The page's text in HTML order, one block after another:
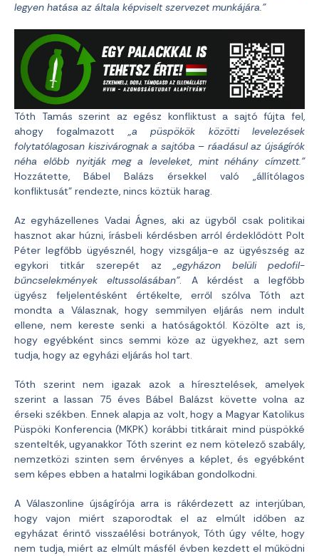
legyen hatása az általa képviselt szervezet munkájára.”
Tóth Tamás szerint az egész konfliktust a sajtó fújta fel,
ahogy fogalmazott „a püspökök közötti levelezések
folytatólagosan kiszivárognak a sajtóba – ráadásul az újságírók
néha előbb nyitják meg a leveleket, mint néhány címzett.”
Hozzátette, Bábel Balázs érsekkel való „állítólagos
konfliktusát” rendezte, nincs köztük harag.
Az egyházellenes Vadai Ágnes, aki az ügyből csak politikai
hasznot akar húzni, írásbeli kérdésben arról érdeklődött Polt
Péter legfőbb ügyésznél, hogy vizsgálja-e az ügyészség az
egykori titkár szerepét az „egyházon belüli pedofil-
bűncselekmények eltussolásában”. A kérdést a legfőbb
ügyész feljelentésként értékelte, erről szólva Tóth azt
mondta a Válasznak, hogy semmilyen eljárás nem indult
ellene, nem kereste senki a hatóságoktól. Közölte azt is,
hogy egyébként sincs semmi köze az ügyekhez, azt sem
tudja, hogy az egyházi eljárás hol tart.
Tóth szerint nem igazak azok a híresztelések, amelyek
szerint a lassan 75 éves Bábel Balázst követte volna az
érseki székben. Ennek alapja az volt, hogy a Magyar Katolikus
Püspöki Konferencia (MKPK) korábbi titkárait mind püspökké
szentelték, ugyanakkor Tóth szerint ez nem kötelező szabály,
nemzetközi szinten sem érvényes a képlet, és egyébként
sem képes ebben a hatalmi logikában gondolkodni.
A Válaszonline újságírója arra is rákérdezett az interjúban,
hogy vajon miért szaporodtak el az elmúlt időben az
egyházat érintő visszaélési botrányok, Tóth úgy vélte, hogy
nem tudja, miért az elmúlt másfél évben kezdett el működni